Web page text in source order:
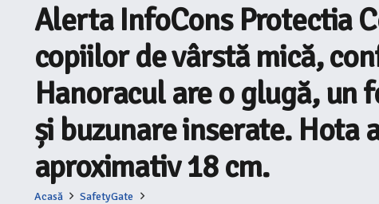
Alerta InfoCons Protectia
copiilor de vârstă mică,
Hanoracul are o glugă, un
și buzunare inserate. Hota
aproximativ 18 cm.
Acasă
SafetyGate